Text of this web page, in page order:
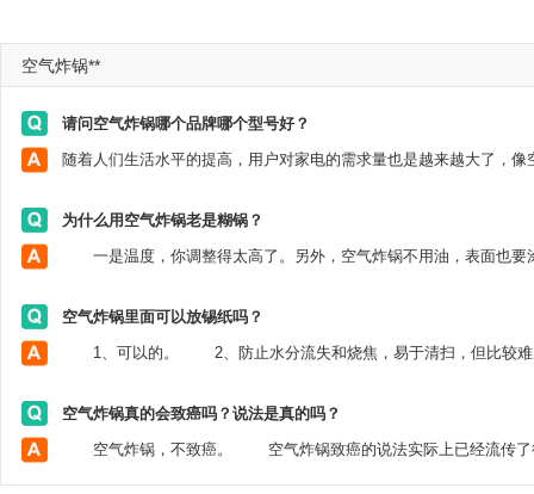
空气炸锅**
请问空气炸锅哪个品牌哪个型号好？
为什么用空气炸锅老是糊锅？
空气炸锅里面可以放锡纸吗？
空气炸锅真的会致癌吗？说法是真的吗？